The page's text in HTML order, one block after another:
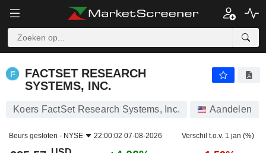
FACTSET RESEARCH
SYSTEMS, INC.
Koers FactSet Research Systems, Inc. Aandelen
Beurs gesloten - NYSE 22:00:02 07-08-2026 Verschil t.o.v. 1 jan (%)